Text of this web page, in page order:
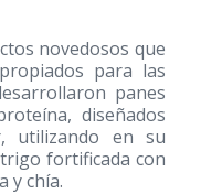
novedosos que
para las
panes
diseñados
utilizando en su
fortificada con
y chía.